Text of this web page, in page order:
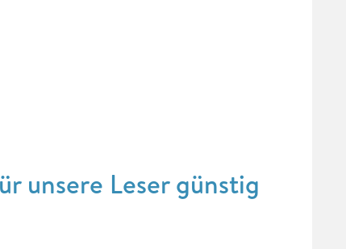
unsere Leser günstig